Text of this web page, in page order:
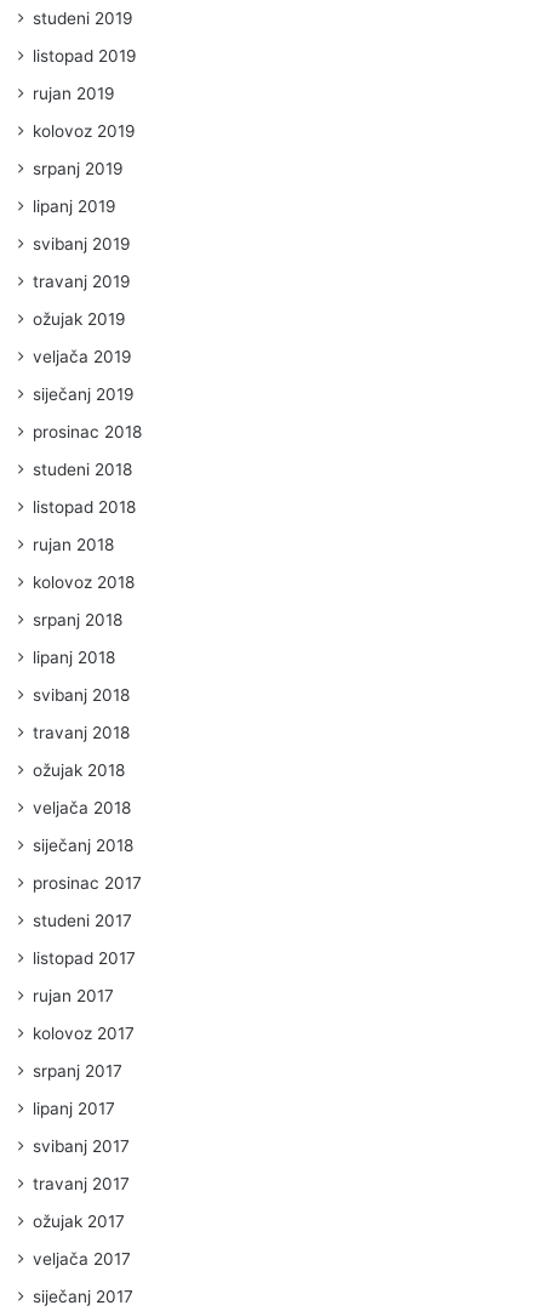
studeni 2019
listopad 2019
rujan 2019
kolovoz 2019
srpanj 2019
lipanj 2019
svibanj 2019
travanj 2019
ožujak 2019
veljača 2019
siječanj 2019
prosinac 2018
studeni 2018
listopad 2018
rujan 2018
kolovoz 2018
srpanj 2018
lipanj 2018
svibanj 2018
travanj 2018
ožujak 2018
veljača 2018
siječanj 2018
prosinac 2017
studeni 2017
listopad 2017
rujan 2017
kolovoz 2017
srpanj 2017
lipanj 2017
svibanj 2017
travanj 2017
ožujak 2017
veljača 2017
siječanj 2017